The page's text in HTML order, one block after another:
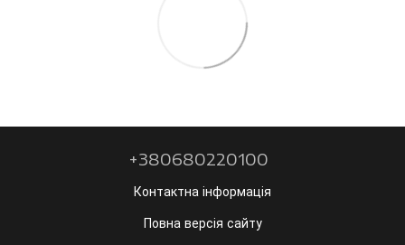
+380680220100
Контактна інформація
Повна версія сайту